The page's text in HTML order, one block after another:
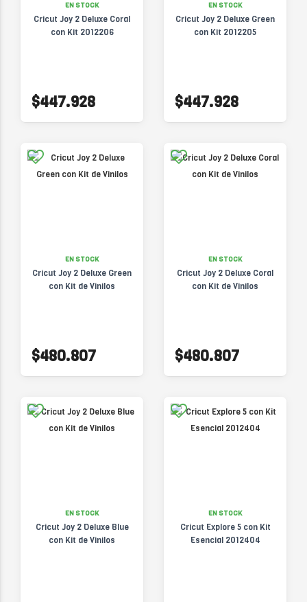
EN STOCK
Cricut Joy 2 Deluxe Coral
con Kit 2012206
$447.928
EN STOCK
Cricut Joy 2 Deluxe Green
con Kit 2012205
$447.928
EN STOCK
Cricut Joy 2 Deluxe Green
con Kit de Vinilos
$480.807
EN STOCK
Cricut Joy 2 Deluxe Coral
con Kit de Vinilos
$480.807
EN STOCK
Cricut Joy 2 Deluxe Blue
con Kit de Vinilos
EN STOCK
Cricut Explore 5 con Kit
Esencial 2012404